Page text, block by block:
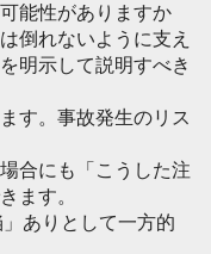
能性がありますか
倒れないように支え
明示して説明すべき
す。事故発生のリス
合にも「こうした注
ます。
ありとして一方的